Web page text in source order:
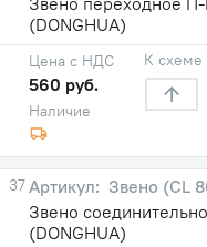
(DONGHUA)
Наличие
Цена с НДС
560 руб.
К схеме
37
Звено (CL
Звено
(DONGHUA)